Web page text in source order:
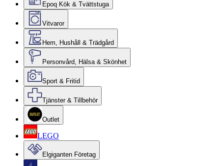
Epoq Kök & Tvättstuga
Vitvaror
Hem, Hushåll & Trädgård
Personvård, Hälsa & Skönhet
Sport & Fritid
Tjänster & Tillbehör
Outlet
LEGO
Elgiganten Företag